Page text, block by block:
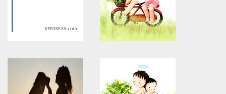
Warning: Use of undefined
constant article_topic -
assumed 'article_topic' (this
will throw an Error in a future
constant article_topic -
assumed 'article_topic' (this
will throw an Error in a future